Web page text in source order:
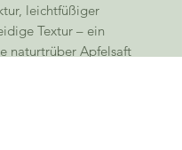
leichtfüßiger
Textur – ein
naturtrüber Apfelsaft